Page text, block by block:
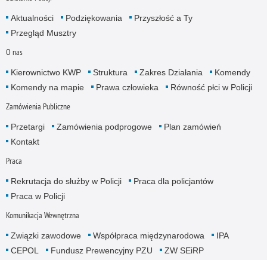
Aktualności Podziękowania
Przyszłość a Ty
Przegląd Musztry
O nas
Kierownictwo KWP Struktura Zakres Działania
Komendy
Komendy na mapie
Prawa człowieka Równość płci w Policji
Zamówienia Publiczne
Przetargi Zamówienia podprogowe
Plan zamówień
Kontakt
Praca
Rekrutacja do służby w Policji
Praca dla policjantów
Praca w Policji
Komunikacja Wewnętrzna
Związki zawodowe Współpraca międzynarodowa
IPA
CEPOL
Fundusz Prewencyjny PZU
ZW SEiRP